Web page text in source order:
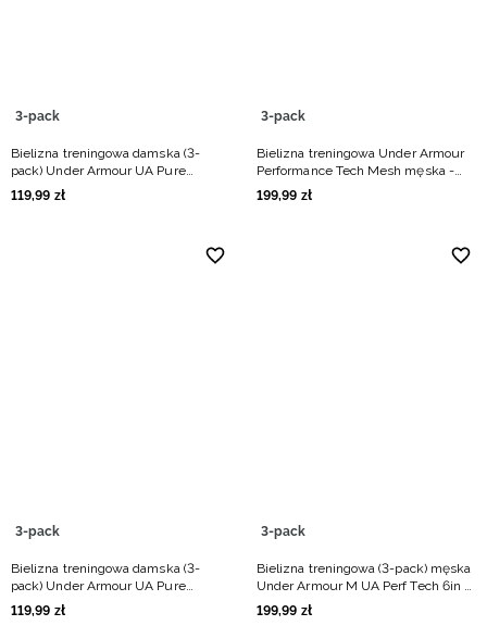
3-pack
Bielizna treningowa damska (3-
pack) Under Armour UA Pure
Stretch NS Hip - multikolor
119,99 zł
3-pack
Bielizna treningowa Under Armour
Performance Tech Mesh męska -
multikolor
199,99 zł
3-pack
Bielizna treningowa damska (3-
pack) Under Armour UA Pure
Stretch NS Thong - multikolor
119,99 zł
3-pack
Bielizna treningowa (3-pack) męska
Under Armour M UA Perf Tech 6in -
czarna
199,99 zł